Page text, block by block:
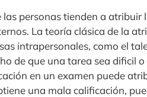
personas tienden a atribuir
La teoría clásica de la
intrapersonales, como el
de que una tarea sea dificil
en un examen puede
una mala calificación,